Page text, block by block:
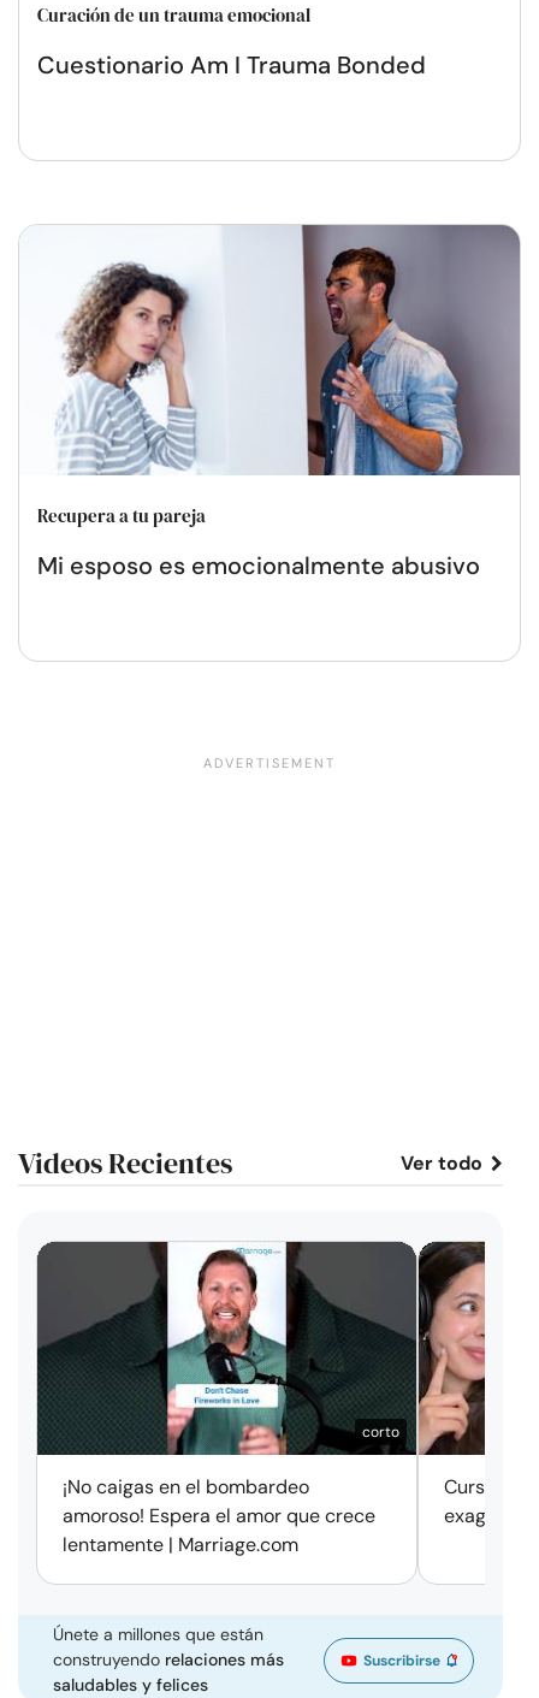
Curación de un trauma emocional
Cuestionario Am I Trauma Bonded
Recupera a tu pareja
Mi esposo es emocionalmente abusivo
Videos Recientes Ver todo
corto
¡No caigas en el bombardeo
amoroso! Espera el amor que crece
lentamente | Marriage.com
Cursos
Únete a millones que están
construyendo relaciones más
saludables y felices
Suscribirse